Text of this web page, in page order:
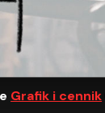
Grafik i cennik